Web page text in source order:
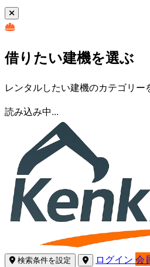
借りたい建機を選ぶ
レンタルしたい建機のカテゴリー
読み込み中...
検索条件を設定 ログイン 会